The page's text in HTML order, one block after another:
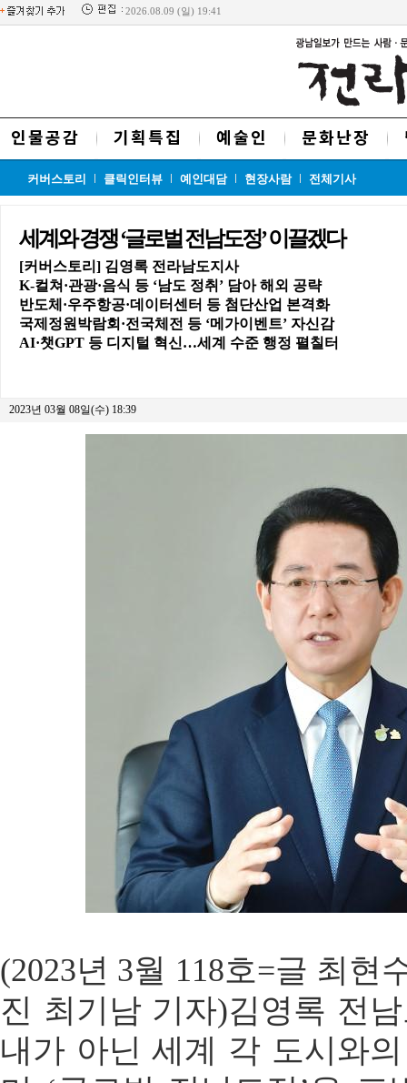
2026.08.09 (일) 19:41
인물공감 기획특집 예술인 문화난장
커버스토리 클릭인터뷰 예인대담 현장사람 전체기사
세계와 경쟁 ‘글로벌 전남도정’ 이끌겠다
[커버스토리] 김영록 전라남도지사
K-컬쳐·관광·음식 등 ‘남도 정취’ 담아 해외 공략
반도체·우주항공·데이터센터 등 첨단산업 본격화
국제정원박람회·전국체전 등 ‘메가이벤트’ 자신감
AI·챗GPT 등 디지털 혁신…세계 수준 행정 펼칠터
2023년 03월 08일(수) 18:39
(2023년 3월 118호=글 최현
진 최기남 기자)김영록 전
내가 아닌 세계 각 도시와